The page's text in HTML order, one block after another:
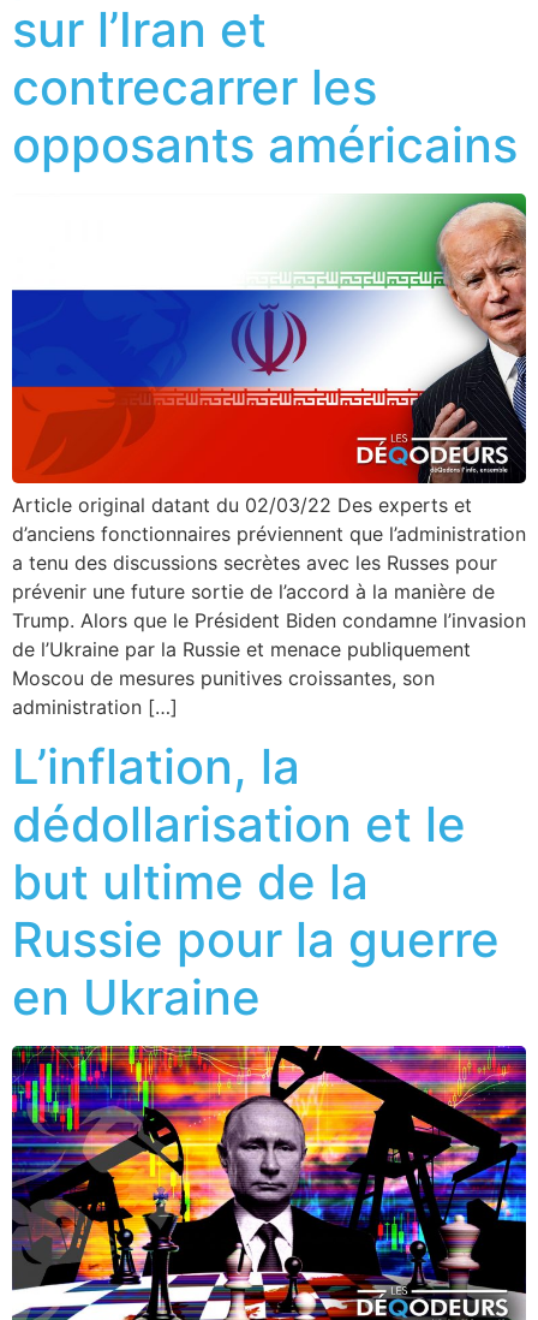
sur l’Iran et
contrecarrer les
opposants américains
Article original datant du 02/03/22 Des experts et
d’anciens fonctionnaires préviennent que l’administration
a tenu des discussions secrètes avec les Russes pour
prévenir une future sortie de l’accord à la manière de
Trump. Alors que le Président Biden condamne l’invasion
de l’Ukraine par la Russie et menace publiquement
Moscou de mesures punitives croissantes, son
administration […]
L’inflation, la
dédollarisation et le
but ultime de la
Russie pour la guerre
en Ukraine